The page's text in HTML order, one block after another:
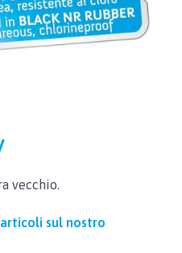
vecchio.
sul nostro